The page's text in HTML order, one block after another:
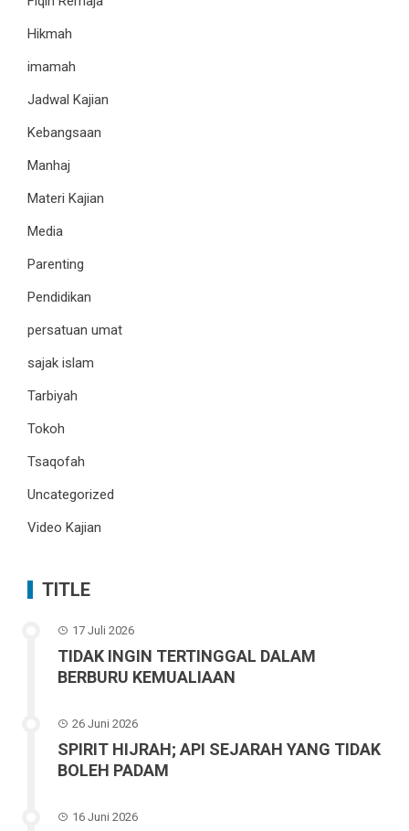
Hikmah
imamah
Jadwal Kajian
Kebangsaan
Manhaj
Materi Kajian
Media
Parenting
Pendidikan
persatuan umat
sajak islam
Tarbiyah
Tokoh
Tsaqofah
Uncategorized
Video Kajian
TITLE
17 Juli 2026
TIDAK INGIN TERTINGGAL DALAM
BERBURU KEMUALIAAN
26 Juni 2026
SPIRIT HIJRAH; API SEJARAH YANG TIDAK
BOLEH PADAM
16 Juni 2026